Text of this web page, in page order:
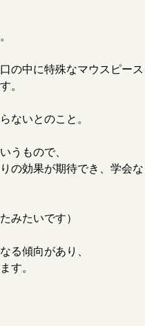
の中に特殊なマウスピー
。
ないとのこと。
うもので、
の効果が期待でき、学会
みたいです）
る傾向があり、
す。